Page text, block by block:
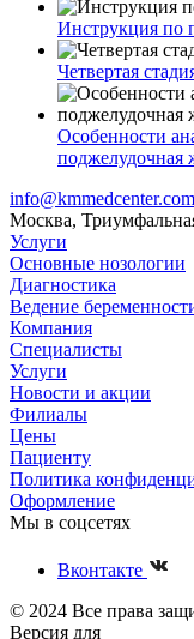
Инструкция по
Четвертая
Особенности
поджелудочная
info@kmmedcenter.com
Москва,
Услуги
Основные нозологии
Диагностика
Ведение
Компания
Специалисты
Услуги
Новости и акции
Филиалы
Цены
Пациенту
Политика
Оформление
Мы в соцсетях
Вконтакте
© 2024 Все права
Версия для